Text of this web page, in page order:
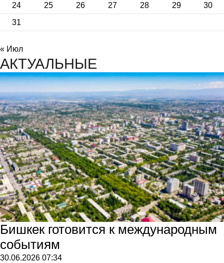
24
25 26 27 28 29
30
31
« Июл
АКТУАЛЬНЫЕ
Бишкек готовится к международным
событиям
30.06.2026 07:34